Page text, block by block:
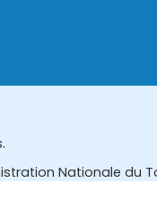
Nationale du